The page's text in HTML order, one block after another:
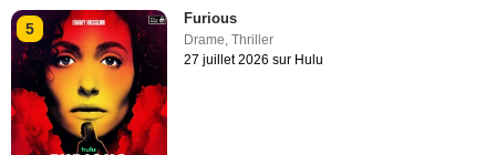
5
Furious
Drame,Thriller
27 juillet 2026 sur Hulu